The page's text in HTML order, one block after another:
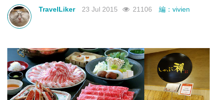
搭配紅傘及竹編草蓬遮陽，成了獨具風味的半露天雅座，雖然價格
也較平日貴上許多，但充滿夏日風情的川床料理，可是從視覺、味
覺、聽覺到觸覺等，讓五感同時體驗到夏日的涼意，一邊用餐，一
TravelLiker 23 Jul 2015 21106 編：vivien